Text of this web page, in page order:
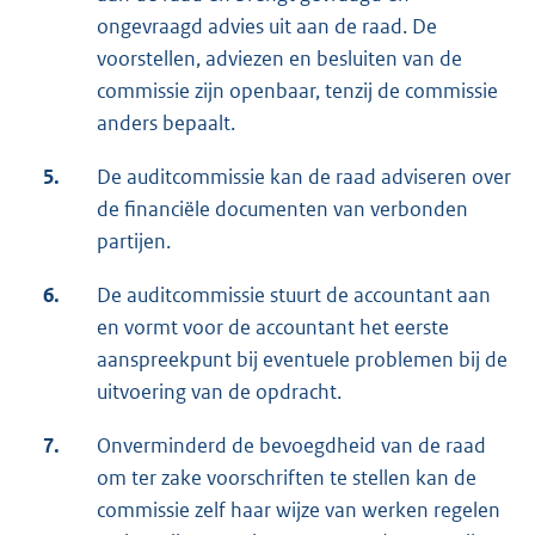
ongevraagd advies uit aan de raad. De
voorstellen, adviezen en besluiten van de
commissie zijn openbaar, tenzij de commissie
anders bepaalt.
5.
De auditcommissie kan de raad adviseren over
de financiële documenten van verbonden
partijen.
6.
De auditcommissie stuurt de accountant aan
en vormt voor de accountant het eerste
aanspreekpunt bij eventuele problemen bij de
uitvoering van de opdracht.
7.
Onverminderd de bevoegdheid van de raad
om ter zake voorschriften te stellen kan de
commissie zelf haar wijze van werken regelen